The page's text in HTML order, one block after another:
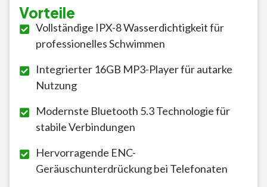
Vorteile
Vollständige IPX-8 Wasserdichtigkeit für
professionelles Schwimmen
Integrierter 16GB MP3-Player für autarke
Nutzung
Modernste Bluetooth 5.3 Technologie für
stabile Verbindungen
Hervorragende ENC-
Geräuschunterdrückung bei Telefonaten